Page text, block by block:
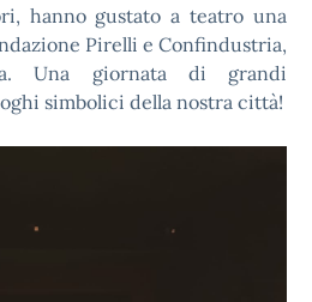
hanno gustato a teatro una
Pirelli e Confindustria,
Una giornata di grandi
simbolici della nostra città!